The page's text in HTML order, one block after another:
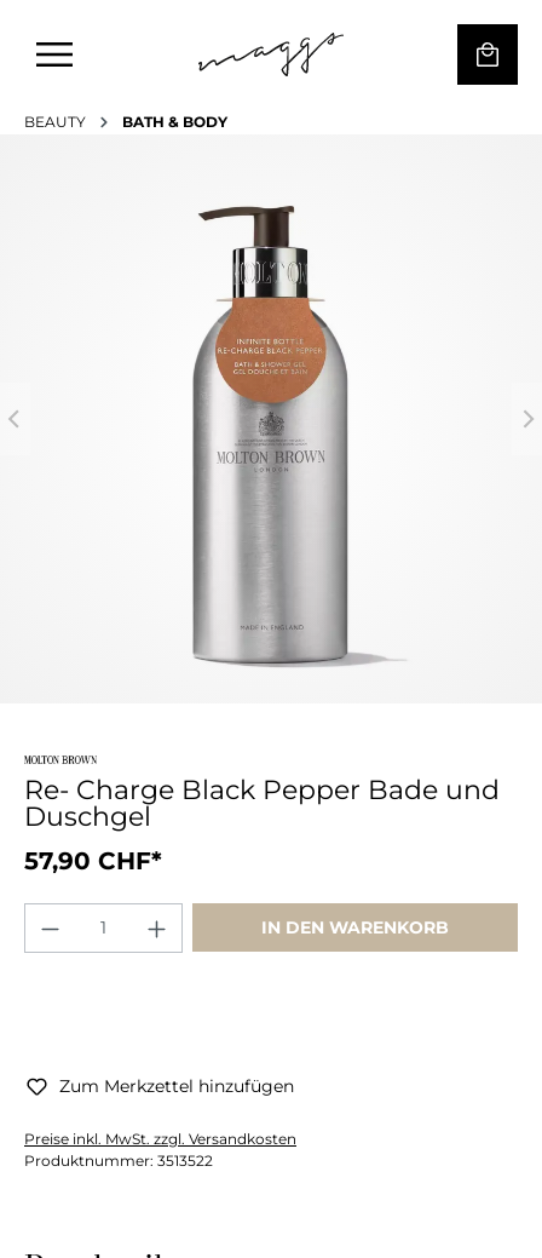
BEAUTY BATH & BODY
Re- Charge Black Pepper Bade und
Duschgel
57,90 CHF*
IN DEN WARENKORB
Zum Merkzettel hinzufügen
Preise inkl. MwSt. zzgl. Versandkosten
Produktnummer: 3513522